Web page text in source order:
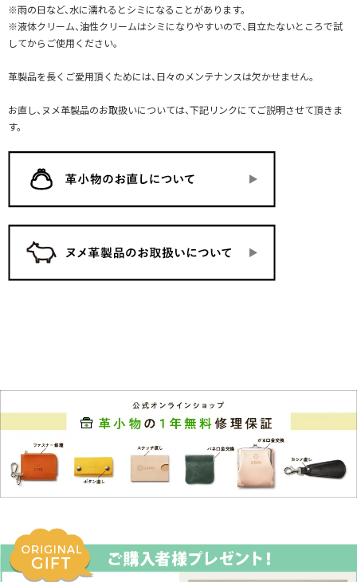
※雨の日など、水に濡れるとシミになることがあります。
※液体クリーム、油性クリームはシミになりやすいので、目立たないところで試
してからご使用ください。
革製品を長くご愛用頂くためには、日々のメンテナンスは欠かせません。
お直し、ヌメ革製品のお取扱いについては、下記リンクにてご説明させて頂きま
す。